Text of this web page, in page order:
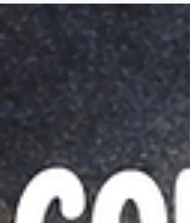
le regard des autres – et surtout le nôtre – il y a
souvent un monde.Un monde dans lequel on se
coupe de soi, on s’adapte, on se retient, on se
trahit parfois sans même s’en rendre compte.
Trouver sa place.Ouvrir sa porte au bonheur.Ça
commence rarement par un grand déclic
spectaculaire.Ça commence souvent par une